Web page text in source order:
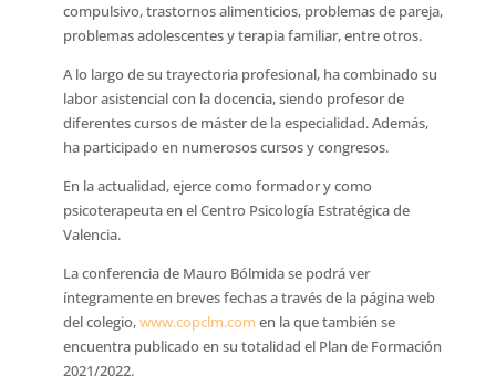
compulsivo, trastornos alimenticios, problemas de pareja,
problemas adolescentes y terapia familiar, entre otros.
A lo largo de su trayectoria profesional, ha combinado su
labor asistencial con la docencia, siendo profesor de
diferentes cursos de máster de la especialidad. Además,
ha participado en numerosos cursos y congresos.
En la actualidad, ejerce como formador y como
psicoterapeuta en el Centro Psicología Estratégica de
Valencia.
La conferencia de Mauro Bólmida se podrá ver
íntegramente en breves fechas a través de la página web
del colegio,www.copclm.comen la que también se
encuentra publicado en su totalidad el Plan de Formación
2021/2022.